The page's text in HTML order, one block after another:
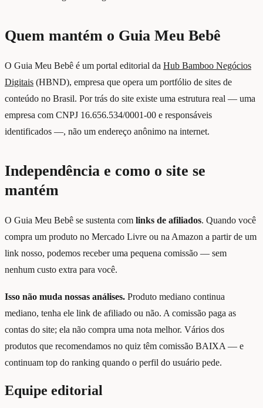
Quem mantém o Guia Meu Bebê
O Guia Meu Bebê é um portal editorial da Hub Bamboo Negócios
Digitais (HBND), empresa que opera um portfólio de sites de
conteúdo no Brasil. Por trás do site existe uma estrutura real — uma
empresa com CNPJ 16.656.534/0001-00 e responsáveis
identificados —, não um endereço anônimo na internet.
Independência e como o site se
mantém
O Guia Meu Bebê se sustenta com links de afiliados. Quando você
compra um produto no Mercado Livre ou na Amazon a partir de um
link nosso, podemos receber uma pequena comissão — sem
nenhum custo extra para você.
Isso não muda nossas análises. Produto mediano continua
mediano, tenha ele link de afiliado ou não. A comissão paga as
contas do site; ela não compra uma nota melhor. Vários dos
produtos que recomendamos no quiz têm comissão BAIXA — e
continuam top do ranking quando o perfil do usuário pede.
Equipe editorial